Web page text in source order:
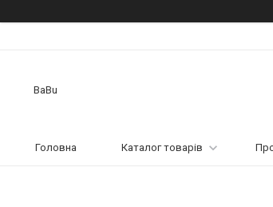
BaBu
Головна Каталог товарів